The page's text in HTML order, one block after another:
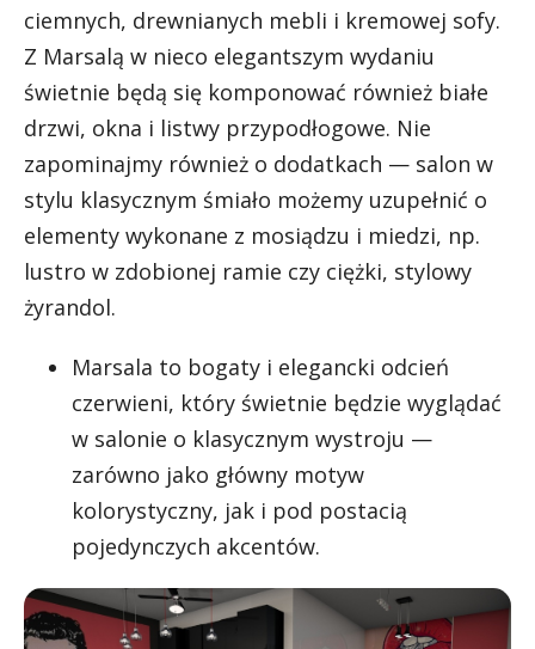
ciemnych, drewnianych mebli i kremowej sofy.
Z Marsalą w nieco elegantszym wydaniu
świetnie będą się komponować również białe
drzwi, okna i listwy przypodłogowe. Nie
zapominajmy również o dodatkach — salon w
stylu klasycznym śmiało możemy uzupełnić o
elementy wykonane z mosiądzu i miedzi, np.
lustro w zdobionej ramie czy ciężki, stylowy
żyrandol.
Marsala to bogaty i elegancki odcień
czerwieni, który świetnie będzie wyglądać
w salonie o klasycznym wystroju —
zarówno jako główny motyw
kolorystyczny, jak i pod postacią
pojedynczych akcentów.